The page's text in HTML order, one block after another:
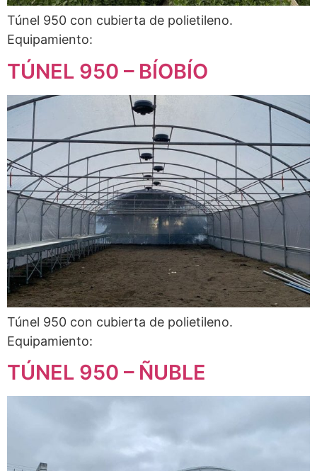
Túnel 950 con cubierta de polietileno.
Equipamiento:
TÚNEL 950 – BÍOBÍO
Túnel 950 con cubierta de polietileno.
Equipamiento:
TÚNEL 950 – ÑUBLE